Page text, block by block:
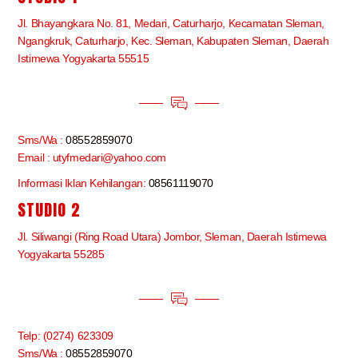
Jl. Bhayangkara No. 81, Medari, Caturharjo, Kecamatan Sleman,
Ngangkruk, Caturharjo, Kec. Sleman, Kabupaten Sleman, Daerah
Istimewa Yogyakarta 55515
Sms/Wa :08552859070
Email : utyfmedari@yahoo.com
Informasi Iklan Kehilangan: 08561119070
STUDIO 2
Jl. Siliwangi (Ring Road Utara) Jombor, Sleman, Daerah Istimewa
Yogyakarta 55285
Telp: (0274) 623309
Sms/Wa :08552859070